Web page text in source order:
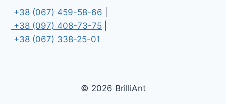
+38 (067) 459-58-66
+38 (097) 408-73-75
+38 (067) 338-25-01
© 2026 BrilliAnt